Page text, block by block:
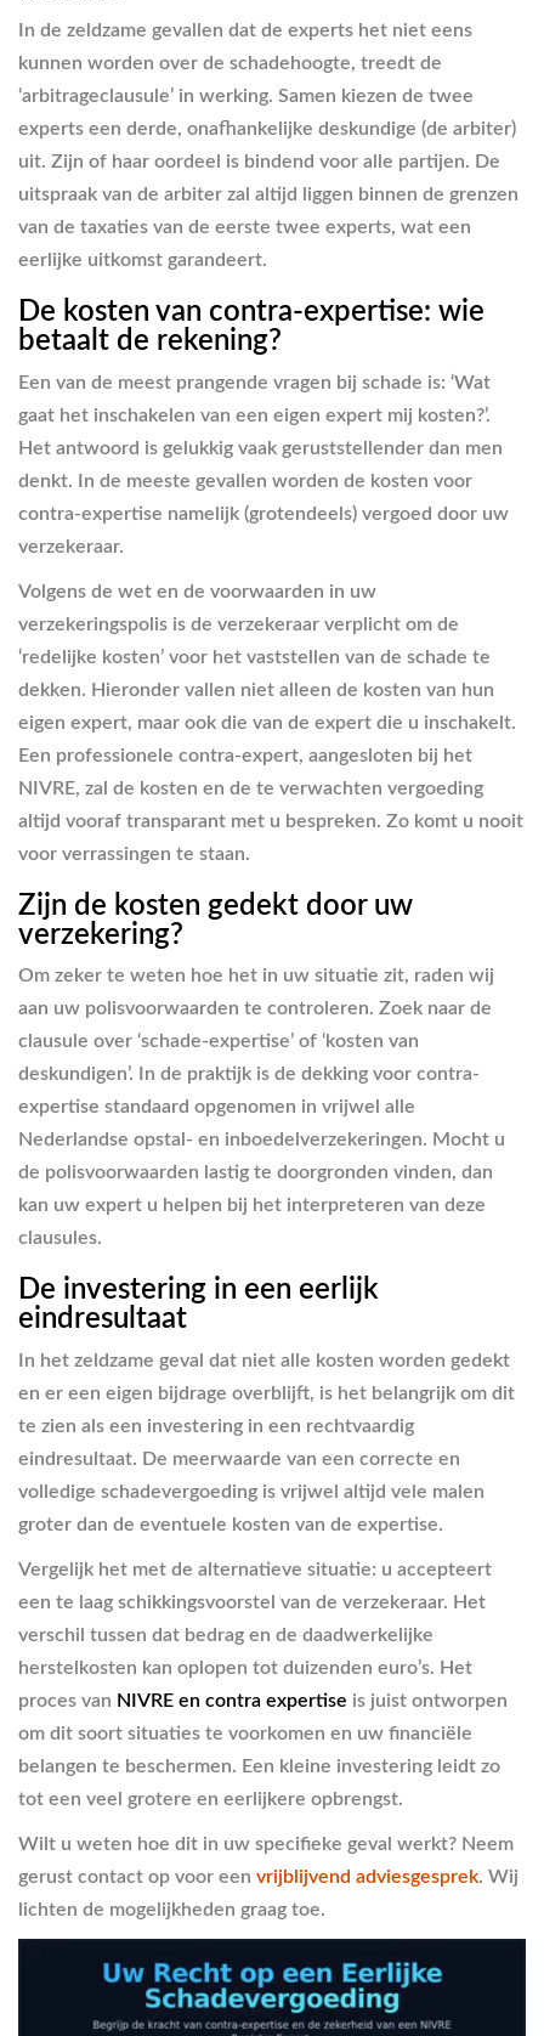
In de zeldzame gevallen dat de experts het niet eens
kunnen worden over de schadehoogte, treedt de
‘arbitrageclausule’ in werking. Samen kiezen de twee
experts een derde, onafhankelijke deskundige (de arbiter)
uit. Zijn of haar oordeel is bindend voor alle partijen. De
uitspraak van de arbiter zal altijd liggen binnen de grenzen
van de taxaties van de eerste twee experts, wat een
eerlijke uitkomst garandeert.
De kosten van contra-expertise: wie
betaalt de rekening?
Een van de meest prangende vragen bij schade is: ‘Wat
gaat het inschakelen van een eigen expert mij kosten?’.
Het antwoord is gelukkig vaak geruststellender dan men
denkt. In de meeste gevallen worden de kosten voor
contra-expertise namelijk (grotendeels) vergoed door uw
verzekeraar.
Volgens de wet en de voorwaarden in uw
verzekeringspolis is de verzekeraar verplicht om de
‘redelijke kosten’ voor het vaststellen van de schade te
dekken. Hieronder vallen niet alleen de kosten van hun
eigen expert, maar ook die van de expert die u inschakelt.
Een professionele contra-expert, aangesloten bij het
NIVRE, zal de kosten en de te verwachten vergoeding
altijd vooraf transparant met u bespreken. Zo komt u nooit
voor verrassingen te staan.
Zijn de kosten gedekt door uw
verzekering?
Om zeker te weten hoe het in uw situatie zit, raden wij
aan uw polisvoorwaarden te controleren. Zoek naar de
clausule over ‘schade-expertise’ of ‘kosten van
deskundigen’. In de praktijk is de dekking voor contra-
expertise standaard opgenomen in vrijwel alle
Nederlandse opstal- en inboedelverzekeringen. Mocht u
de polisvoorwaarden lastig te doorgronden vinden, dan
kan uw expert u helpen bij het interpreteren van deze
clausules.
De investering in een eerlijk
eindresultaat
In het zeldzame geval dat niet alle kosten worden gedekt
en er een eigen bijdrage overblijft, is het belangrijk om dit
te zien als een investering in een rechtvaardig
eindresultaat. De meerwaarde van een correcte en
volledige schadevergoeding is vrijwel altijd vele malen
groter dan de eventuele kosten van de expertise.
Vergelijk het met de alternatieve situatie: u accepteert
een te laag schikkingsvoorstel van de verzekeraar. Het
verschil tussen dat bedrag en de daadwerkelijke
herstelkosten kan oplopen tot duizenden euro’s. Het
proces van NIVRE en contra expertise is juist ontworpen
om dit soort situaties te voorkomen en uw financiële
belangen te beschermen. Een kleine investering leidt zo
tot een veel grotere en eerlijkere opbrengst.
Wilt u weten hoe dit in uw specifieke geval werkt? Neem
gerust contact op voor een vrijblijvend adviesgesprek. Wij
lichten de mogelijkheden graag toe.